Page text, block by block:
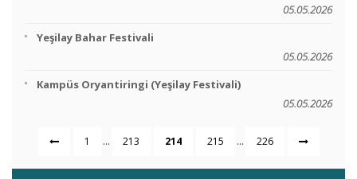
05.05.2026
Yeşilay Bahar Festivali
05.05.2026
Kampüs Oryantiringi (Yeşilay Festivali)
05.05.2026
1 ... 213 214 215 ... 226